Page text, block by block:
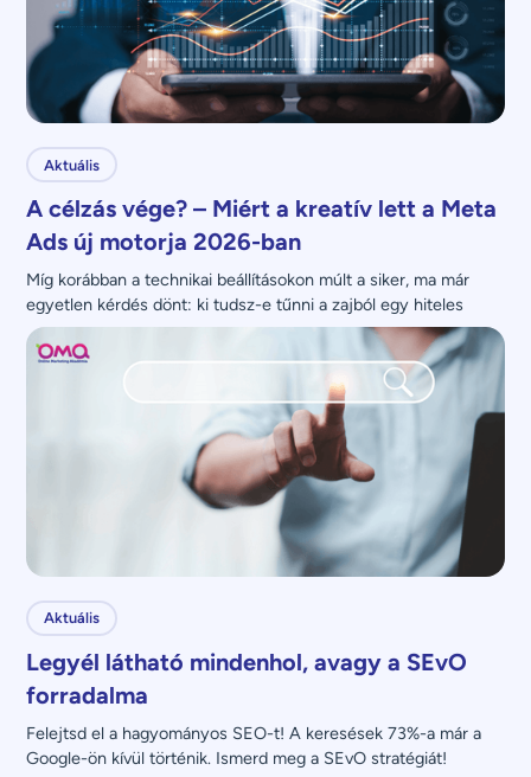
Aktuális
A célzás vége? – Miért a kreatív lett a Meta
Ads új motorja 2026-ban
Míg korábban a technikai beállításokon múlt a siker, ma már
egyetlen kérdés dönt: ki tudsz-e tűnni a zajból egy hiteles
üzenettel?
Aktuális
Legyél látható mindenhol, avagy a SEvO
forradalma
Felejtsd el a hagyományos SEO-t! A keresések 73%-a már a
Google-ön kívül történik. Ismerd meg a SEvO stratégiát!